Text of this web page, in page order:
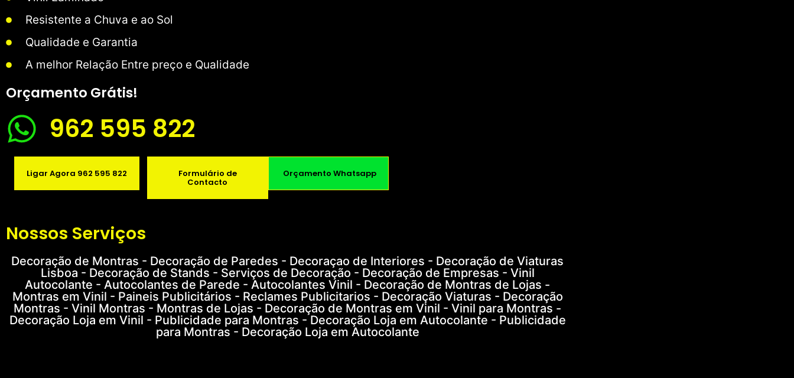
Resistente a Chuva e ao Sol
Qualidade e Garantia
A melhor Relação Entre preço e Qualidade
Orçamento Grátis!
962 595 822
Ligar Agora 962 595 822 Formulário de
Contacto
Orçamento Whatsapp
Nossos Serviços
Decoração de Montras - Decoração de Paredes - Decoraçao de Interiores - Decoração de Viaturas
Lisboa - Decoração de Stands - Serviços de Decoração - Decoração de Empresas - Vinil
Autocolante - Autocolantes de Parede - Autocolantes Vinil - Decoração de Montras de Lojas -
Montras em Vinil - Paineis Publicitários - Reclames Publicitarios - Decoração Viaturas - Decoração
Montras - Vinil Montras - Montras de Lojas - Decoração de Montras em Vinil - Vinil para Montras -
Decoração Loja em Vinil - Publicidade para Montras - Decoração Loja em Autocolante - Publicidade
para Montras - Decoração Loja em Autocolante